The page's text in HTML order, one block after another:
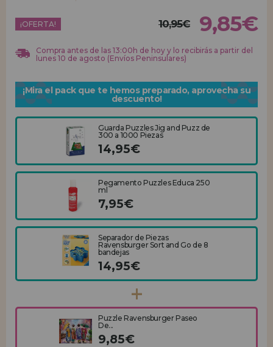
REGISTRO DISTRIBUIDOR
¡OFERTA! 10,95€ 9,85€
Compra antes de las 13:00h de hoy y lo recibirás a partir del
lunes 10 de agosto (Envíos Peninsulares)
¡Mira el pack que te hemos preparado, aprovecha su
descuento!
Guarda Puzzles Jig and Puzz de
300 a 1000 Piezas
14,95€
Pegamento Puzzles Educa 250
ml
7,95€
Separador de Piezas
Ravensburger Sort and Go de 8
bandejas
14,95€
Puzzle Ravensburger Paseo
De...
9,85€